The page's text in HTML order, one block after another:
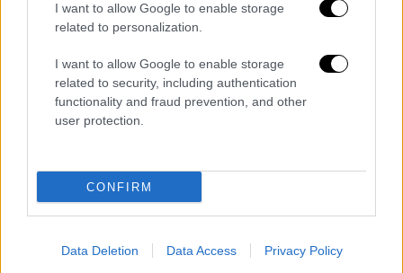
I want to allow Google to enable storage
related to personalization.
I want to allow Google to enable storage
related to security, including authentication
functionality and fraud prevention, and other
user protection.
CONFIRM
Data Deletion Data Access Privacy Policy
θαυμαστέςτου για την υγεία του, μ' ένα
βίντεο που καταφέρνει να κινεί και τις δύο
πλευρές του προσώπου του. Φυσικά, οι φανς
ενθουσιάστηκανπου ο τραγουδιστής
είναι ξανά καλά, ενώ περιμένουν να τον δουν
και πάλι πίσω στη σκηνή.
Διαβάστε ακόμη